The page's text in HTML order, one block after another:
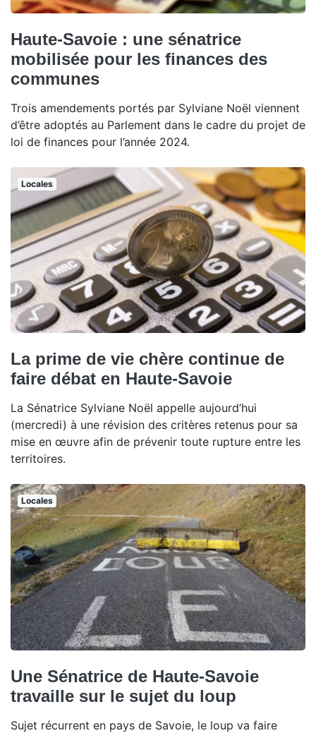
Haute-Savoie : une sénatrice
mobilisée pour les finances des
communes
Trois amendements portés par Sylviane Noël viennent
d’être adoptés au Parlement dans le cadre du projet de
loi de finances pour l’année 2024.
Locales
La prime de vie chère continue de
faire débat en Haute-Savoie
La Sénatrice Sylviane Noël appelle aujourd’hui
(mercredi) à une révision des critères retenus pour sa
mise en œuvre afin de prévenir toute rupture entre les
territoires.
Locales
Une Sénatrice de Haute-Savoie
travaille sur le sujet du loup
Sujet récurrent en pays de Savoie, le loup va faire